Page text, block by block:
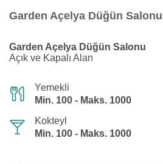
Garden Açelya Düğün
Garden Açelya Düğün Salonu
Açık ve Kapalı Alan
Yemekli
Min. 100 - Maks. 1000
Kokteyl
Min. 100 - Maks. 1000